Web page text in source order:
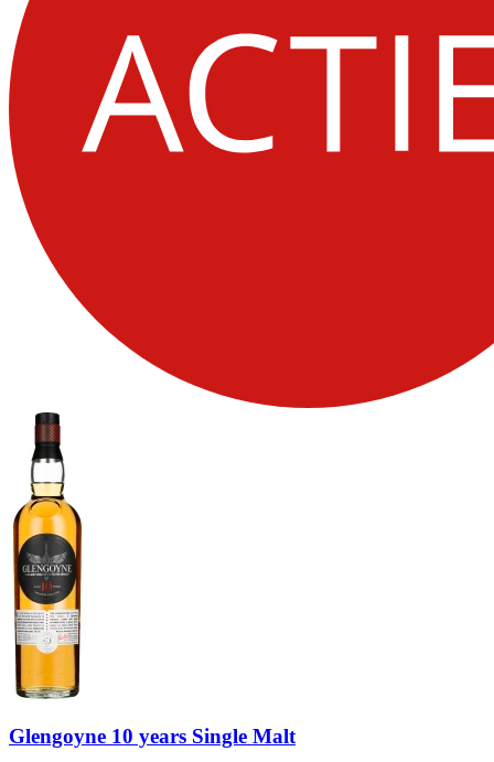
Glengoyne 10 years Single Malt